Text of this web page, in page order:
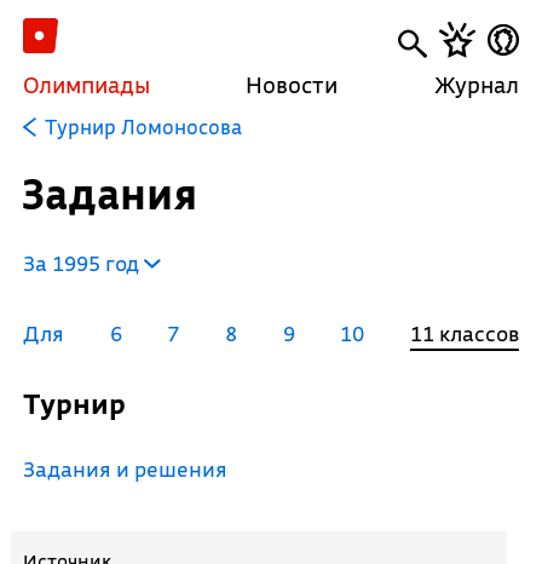
Олимпиады Новости Журнал
Турнир Ломоносова
Задания
За 1995 год
Для 6 7 8 9 10 11 классов
Турнир
Задания и решения